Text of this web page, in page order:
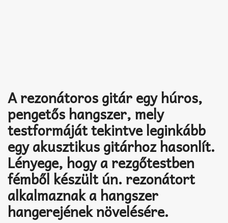
A rezonátoros gitár egy húros,
pengetős hangszer, mely
testformáját tekintve leginkább
egy akusztikus gitárhoz hasonlít.
Lényege, hogy a rezgőtestben
fémből készült ún. rezonátort
alkalmaznak a hangszer
hangerejének növelésére.